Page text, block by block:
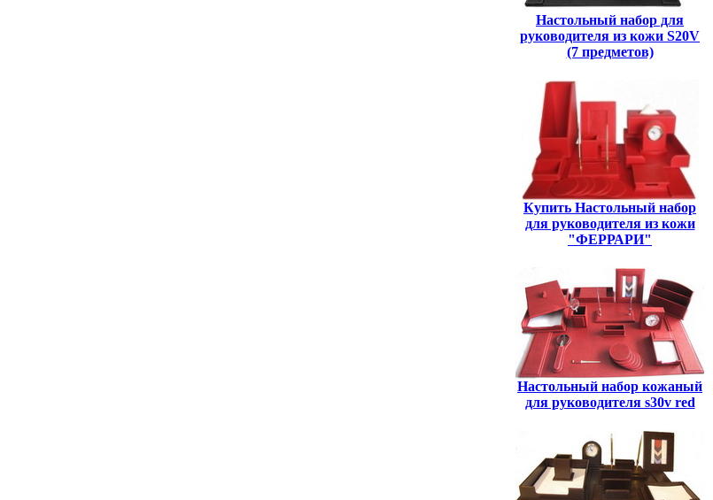
Настольный набор для
руководителя из кожи S20V
(7 предметов)
Купить Настольный набор
для руководителя из кожи
"ФЕРРАРИ"
Настольный набор кожаный
для руководителя s30v red